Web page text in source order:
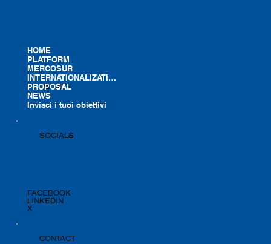
MENU
HOME
PLATFORM
MERCOSUR
INTERNATIONALIZATION
PROPOSAL
NEWS
Inviaci i tuoi obiettivi
SOCIALS
FACEBOOK
LINKEDIN
X
CONTACT